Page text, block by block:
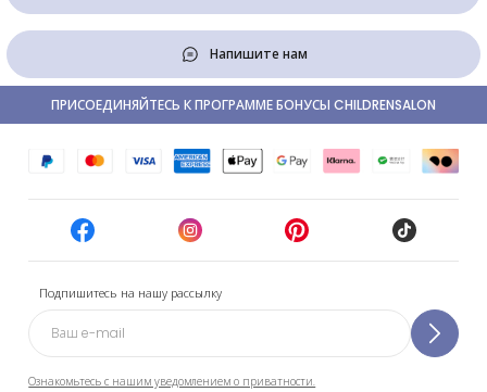
Напишите нам
Подпишитесь на нашу рассылку
Ознакомьтесь с нашим уведомлением о приватности.
ПРИСОЕДИНЯЙТЕСЬ К ПРОГРАММЕ БОНУСЫ CHILDRENSALON